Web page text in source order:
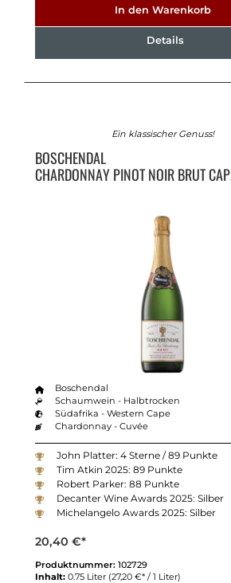
In den Warenkorb
Details
Ein klassischer Genuss!
BOSCHENDAL
CHARDONNAY PINOT NOIR BRUT CAP
Boschendal
Schaumwein - Halbtrocken
Südafrika - Western Cape
Chardonnay - Cuvée
John Platter: 4 Sterne / 89 Punkte
Tim Atkin 2025: 89 Punkte
Robert Parker: 88 Punkte
Decanter Wine Awards 2025: Silber
Michelangelo Awards 2025: Silber
20,40 €*
Produktnummer: 102729
Inhalt: 0.75 Liter (27,20 €* / 1 Liter)